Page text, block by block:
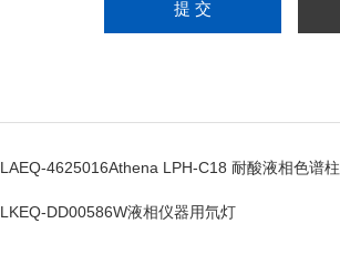
LAEQ-4625016Athena LPH-C18 耐酸液相色谱柱
LKEQ-DD00586W液相仪器用氘灯